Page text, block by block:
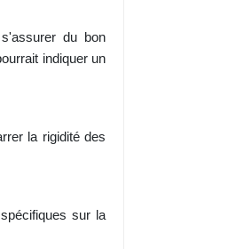
du bon
indiquer un
la rigidité des
sur la